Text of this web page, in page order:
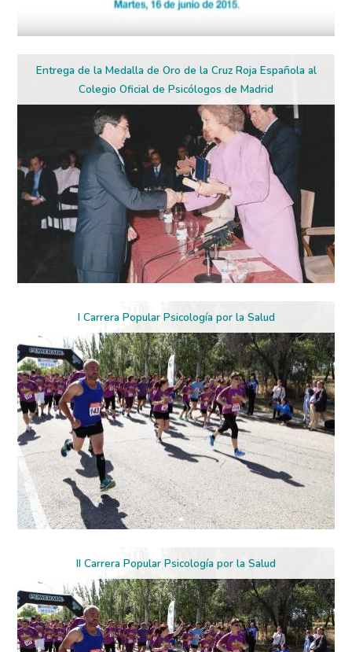
Entrega de la Medalla de Oro de la Cruz Roja Española al
Colegio Oficial de Psicólogos de Madrid
I Carrera Popular Psicología por la Salud
II Carrera Popular Psicología por la Salud